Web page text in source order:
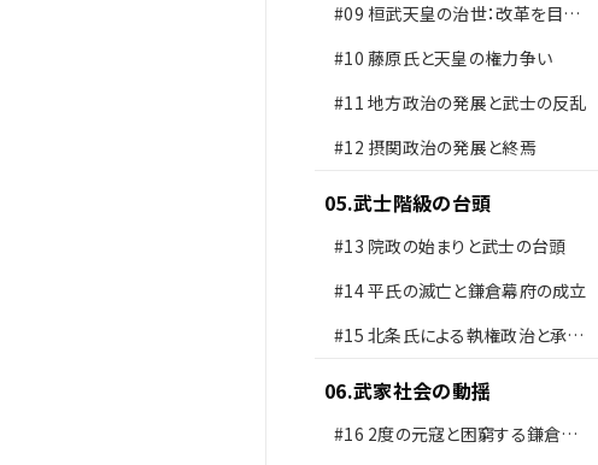
#09 桓武天皇の治世：改革を目指
した新しい政治
#10 藤原氏と天皇の権力争い
#11 地方政治の発展と武士の反乱
#12 摂関政治の発展と終焉
05.武士階級の台頭
#13 院政の始まりと武士の台頭
#14平氏の滅亡と鎌倉幕府の成立
#15 北条氏による執権政治と承久
の変
06.武家社会の動揺
#16 2度の元寇と困窮する鎌倉武